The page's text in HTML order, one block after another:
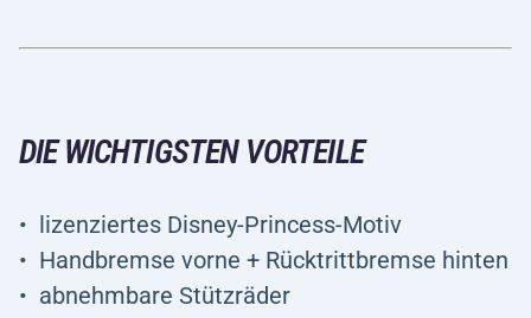
DIE WICHTIGSTEN VORTEILE
lizenziertes Disney-Princess-Motiv
Handbremse vorne + Rücktrittbremse hinten
abnehmbare Stützräder